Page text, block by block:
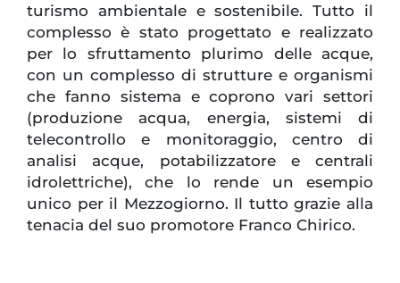
turismo ambientale e sostenibile. Tutto il
complesso è stato progettato e realizzato
per lo sfruttamento plurimo delle acque,
con un complesso di strutture e organismi
che fanno sistema e coprono vari settori
(produzione acqua, energia, sistemi di
telecontrollo e monitoraggio, centro di
analisi acque, potabilizzatore e centrali
idrolettriche), che lo rende un esempio
unico per il Mezzogiorno. Il tutto grazie alla
tenacia del suo promotore Franco Chirico.